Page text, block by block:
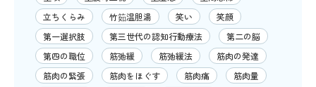
立ちくらみ
竹筎温胆湯 笑い
笑顔
第一選択肢
第三世代の認知行動療法
第二の脳
第四の職位
筋弛緩 筋弛緩法
筋肉の発達
筋肉の緊張
筋肉をほぐす 筋肉痛
筋肉量